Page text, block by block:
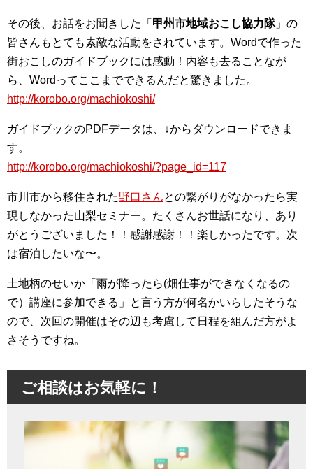
その後、お話をお聞きした「 甲州市地域おこし協力隊」の
皆さんもとても素敵な活動をされています。Wordで作った
街おこしのガイドブックには感動！内容も去ることなが
ら、Wordってここまでできるんだと驚きました。
http://korobo.org/machiokoshi/
ガイドブックのPDFデータは、↓からダウンロードできま
す。
http://korobo.org/machiokoshi/?page_id=117
市川市から移住された野口さんとの繋がりがなかったら実
現しなかった山梨セミナー。たくさんお世話になり、あり
がとうございました！！感謝感謝！！楽しかったです。次
は宿泊したいな〜。
土地柄のせいか「雨が降ったら(畑仕事ができなくなるの
で）講座に参加できる」と言う方が何名かいらしたそうな
ので、次回の開催はその辺も考慮して日程を組んだ方がよ
さそうですね。
ご相談はお気軽に！